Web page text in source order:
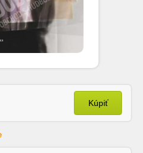
Kúpiť